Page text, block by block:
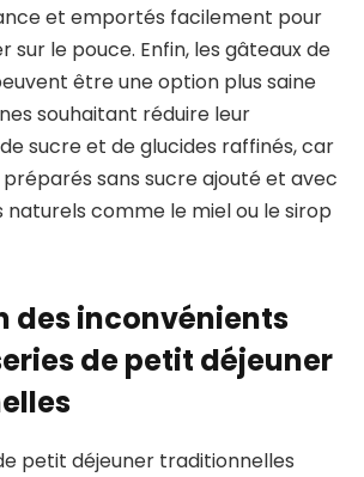
et emportés facilement pour
sur le pouce. Enfin, les gâteaux de
être une option plus saine
souhaitant réduire leur
sucre et de glucides raffinés, car
sans sucre ajouté et avec
comme le miel ou le sirop
des inconvénients
de petit déjeuner
petit déjeuner traditionnelles